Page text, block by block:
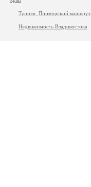
Туризм: Приморский маршрут
Недвижимость Владивостока